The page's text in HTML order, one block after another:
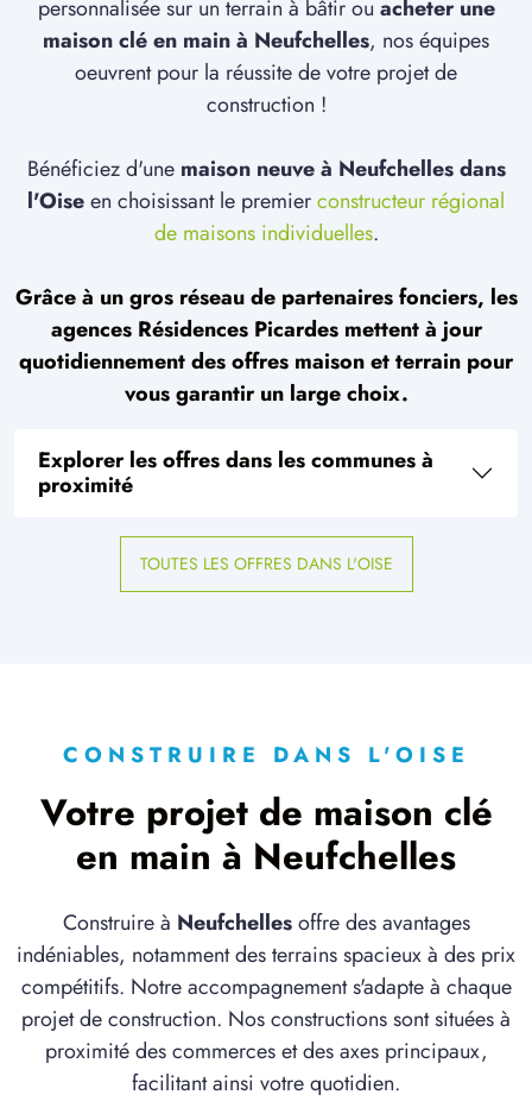
personnalisée sur un terrain à bâtir ou acheter une
maison clé en main à Neufchelles, nos équipes
oeuvrent pour la réussite de votre projet de
construction !
Bénéficiez d'une maison neuve à Neufchelles dans
l'Oiseen choisissant le premierconstructeur régional
de maisons individuelles.
Grâce à un gros réseau de partenaires fonciers, les
agences Résidences Picardes mettent à jour
quotidiennement des offres maison et terrain pour
vous garantir un large choix.
Explorer les offres dans les communes à
proximité
TOUTES LES OFFRES DANS L'OISE
CONSTRUIRE DANS L'OISE
Votre projet de maison clé
en main à Neufchelles
Construire à Neufchellesoffre des avantages
indéniables, notamment des terrains spacieux à des prix
compétitifs. Notre accompagnement s'adapte à chaque
projet de construction. Nos constructions sont situées à
proximité des commerces et des axes principaux,
facilitant ainsi votre quotidien.